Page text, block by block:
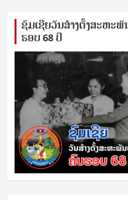
ຊົ​ມ​ເຊີຍ​ວັນ​ສ້າງ​ຕັ້ງ​ສະ​ຫະ​
ຮອບ 68 ປິ